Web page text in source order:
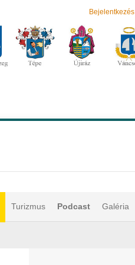
Bejelentkezés
Turizmus Podcast Galéria